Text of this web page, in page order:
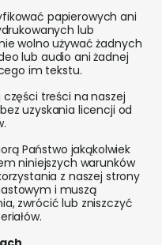
papierowych ani
lub
wolno używać żadnych
lub audio ani żadnej
im tekstu.
treści na naszej
uzyskania licencji od
Państwo jakąkolwiek
niniejszych warunków
z naszej strony
i muszą
zwrócić lub zniszczyć